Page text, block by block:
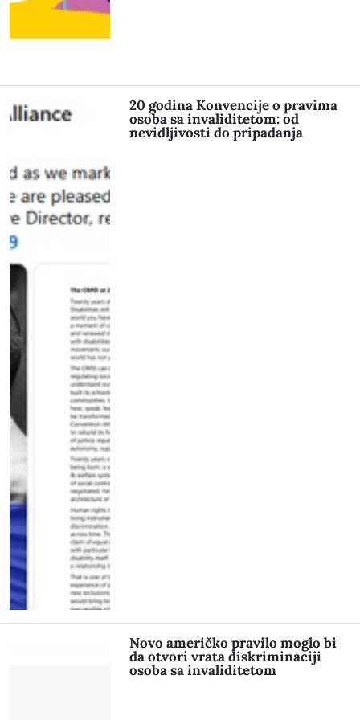
20 godina Konvencije o pravima
osoba sa invaliditetom: od
nevidljivosti do pripadanja
Novo američko pravilo moglo bi
da otvori vrata diskriminaciji
osoba sa invaliditetom